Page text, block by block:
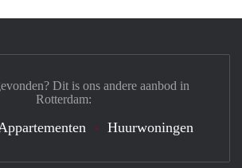
Dit is ons andere aanbod in
Rotterdam:
Huurwoningen